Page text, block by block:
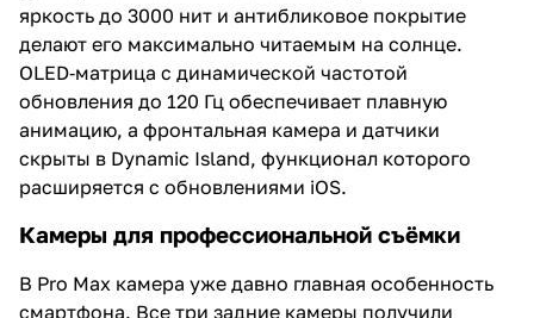
яркость до 3000 нит и антибликовое покрытие
делают его максимально читаемым на солнце.
OLED‑матрица с динамической частотой
обновления до 120 Гц обеспечивает плавную
анимацию, а фронтальная камера и датчики
скрыты в Dynamic Island, функционал которого
расширяется с обновлениями iOS.
Камеры для профессиональной съёмки
В Pro Max камера уже давно главная особенность
смартфона. Все три задние камеры получили